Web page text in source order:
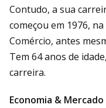
Contudo, a sua
começou em 1976,
Comércio, antes
Tem 64 anos de
carreira.
Economia & Mercado